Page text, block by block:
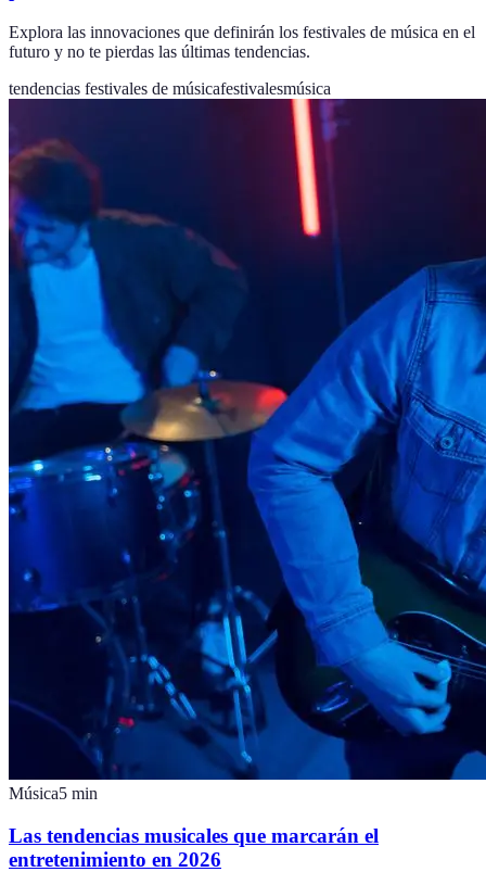
Explora las innovaciones que definirán los festivales de música en el
futuro y no te pierdas las últimas tendencias.
tendencias festivales de músicafestivalesmúsica
Música5 min
Las tendencias musicales que marcarán el
entretenimiento en 2026